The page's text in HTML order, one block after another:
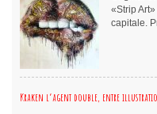
«Strip
capitale.
Kraken l’agent double, entre